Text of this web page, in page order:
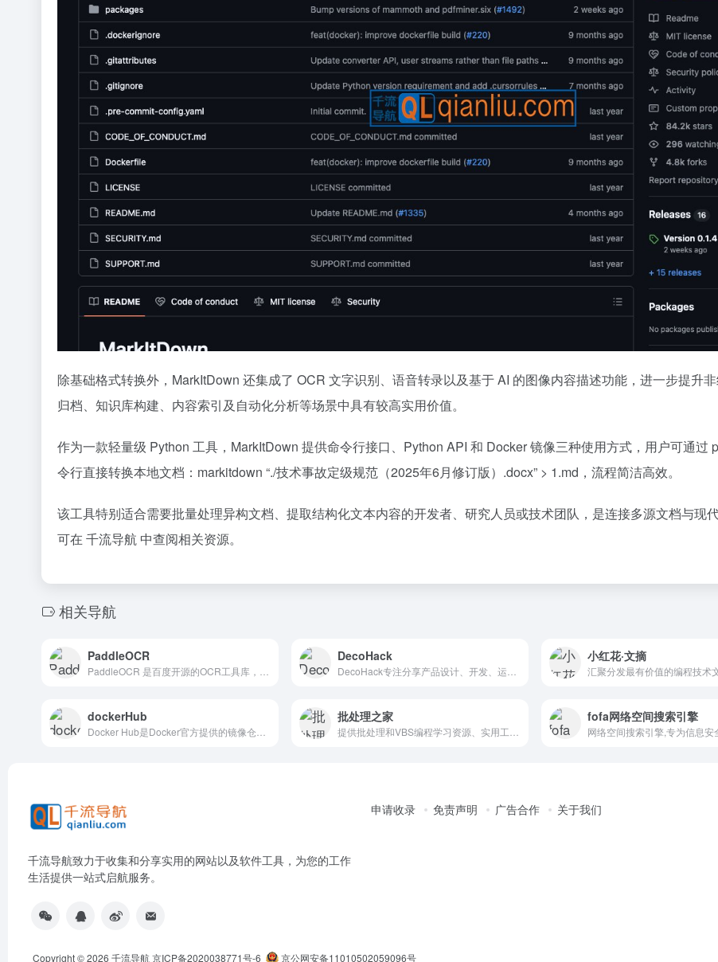
除基础格式转换外，MarkItDown 还集成了 OCR 文字识别、语音转录以及基于 AI 的图像内容描述功能，进一步提升
归档、知识库构建、内容索引及自动化分析等场景中具有较高实用价值。
作为一款轻量级 Python 工具，MarkItDown 提供命令行接口、Python API 和 Docker 镜像三种使用方式，用户可通
令行直接转换本地文档：markitdown “./技术事故定级规范（2025年6月修订版）.docx” > 1.md，流程简洁高效。
该工具特别适合需要批量处理异构文档、提取结构化文本内容的开发者、研究人员或技术团队，是连接多源文档与现
可在 千流导航 中查阅相关资源。
相关导航
PaddleOCR DecoHack 小红花·文摘
汇聚分发最有价值的编程技术
dockerHub 批处理之家 fofa网络空间搜索引擎
千流导航致力于收集和分享实用的网站以及软件工具，为您的工作
生活提供一站式启航服务。
申请收录 免责声明 广告合作 关于我们
Copyright © 2026 千流导航京ICP备2020038771号-6 京公网安备11010502059096号